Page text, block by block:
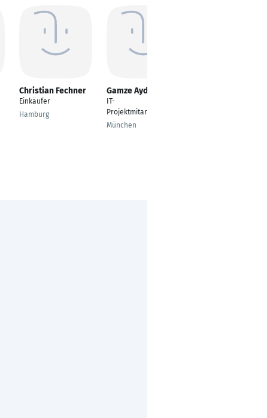
Christian Fechner
Einkäufer
Hamburg
Gamze Aydin
IT-
Projektmitarbeiterin
München